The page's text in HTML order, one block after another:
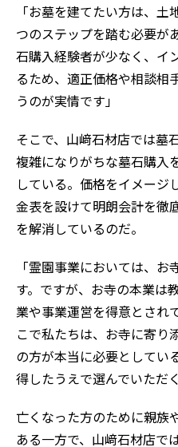
「お墓を建てたい方は、
つのステップを踏む必要が
石購入経験者が少なく、イ
るため、適正価格や相談相
うのが実情です」
そこで、山﨑石材店では墓
複雑になりがちな墓石購入
している。価格をイメージ
金表を設けて明朗会計を徹
を解消しているのだ。
「霊園事業においては、
す。ですが、お寺の本業は
業や事業運営を得意とされ
こで私たちは、お寺に寄り
の方が本当に必要としてい
得したうえで選んでいただ
亡くなった方のために親族
ある一方で、山﨑石材店で